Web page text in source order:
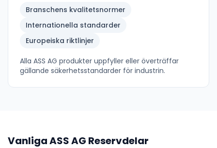
Branschens kvalitetsnormer
Internationella standarder
Europeiska riktlinjer
Alla ASS AG produkter uppfyller eller överträffar
gällande säkerhetsstandarder för industrin.
VanligaASS AG Reservdelar